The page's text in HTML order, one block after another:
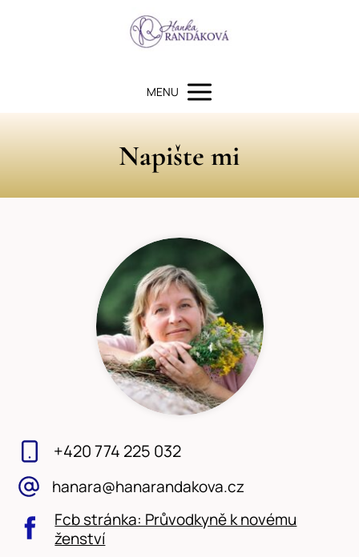
MENU
Napište mi
+420 774 225 032
hanara@hanarandakova.cz
Fcb stránka: Průvodkyně k novému
ženství